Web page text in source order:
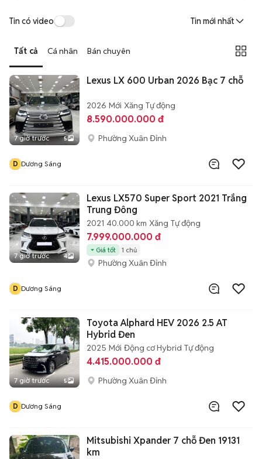
Tin có video Tin mới nhất
Tất cả Cá nhân Bán chuyên
7 giờ trước 5
Lexus LX 600 Urban 2026 Bạc 7 chỗ
2026 Mới Xăng Tự động
8.590.000.000 đ
Phường Xuân Đỉnh
D Dương Sáng
7 giờ trước 4
Lexus LX570 Super Sport 2021 Trắng
Trung Đông
2021 40.000 km Xăng Tự động
7.999.000.000 đ
Giá tốt 1 chủ
Phường Xuân Đỉnh
D Dương Sáng
7 giờ trước 5
Toyota Alphard HEV 2026 2.5 AT
Hybrid Đen
2025 Mới Động cơ Hybrid Tự động
4.415.000.000 đ
Phường Xuân Đỉnh
D Dương Sáng
Mitsubishi Xpander 7 chỗ Đen 19131
km